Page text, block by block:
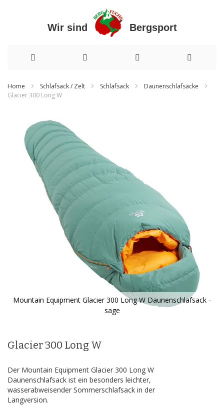
Wir sind Bergsport
zum
Home Schlafsack / Zelt Schlafsack
Daunenschlafsäcke
Glacier 300 Long W
Bildergalerie
springen
Mountain Equipment Glacier 300 Long W Daunenschlafsack -
sage
der
Glacier 300 Long W
Der Mountain Equipment Glacier 300 Long W
Daunenschlafsack ist ein besonders leichter,
wasserabweisender Sommerschlafsack in der
Langversion.